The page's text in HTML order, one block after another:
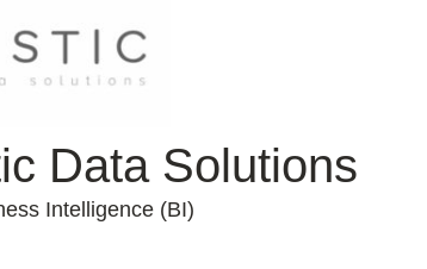
Data Solutions
Intelligence (BI)